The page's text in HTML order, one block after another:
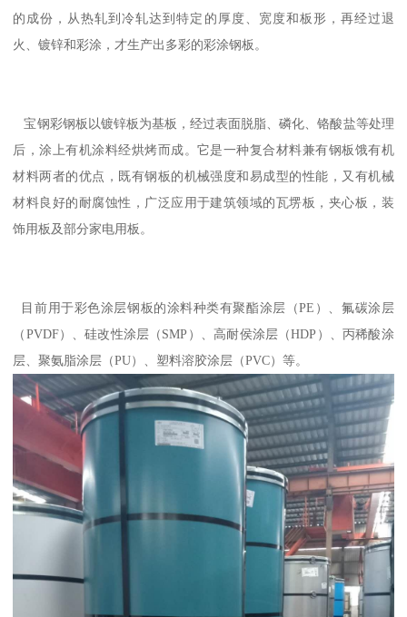
的成份，从热轧到冷轧达到特定的厚度、宽度和板形，再经过退
火、镀锌和彩涂，才生产出多彩的彩涂钢板。
宝钢彩钢板以镀锌板为基板，经过表面脱脂、磷化、铬酸盐等处理
后，涂上有机涂料经烘烤而成。它是一种复合材料兼有钢板饿有机
材料两者的优点，既有钢板的机械强度和易成型的性能，又有机械
材料良好的耐腐蚀性，广泛应用于建筑领域的瓦塄板，夹心板，装
饰用板及部分家电用板。
目前用于彩色涂层钢板的涂料种类有聚酯涂层（PE）、氟碳涂层
（PVDF）、硅改性涂层（SMP）、高耐侯涂层（HDP）、丙稀酸涂
层、聚氨脂涂层（PU）、塑料溶胶涂层（PVC）等。